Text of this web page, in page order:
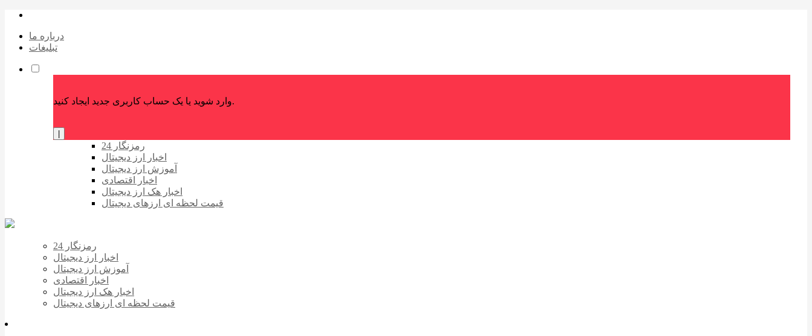
درباره ما
تبلیغات
وارد شوید یا یک حساب کاربری جدید ایجاد کنید.
رمزنگار 24
اخبار ارز دیجیتال
آموزش ارز دیجیتال
اخبار اقتصادی
اخبار هک ارز دیجیتال
قیمت لحظه ای ارزهای دیجیتال
رمزنگار 24
اخبار ارز دیجیتال
آموزش ارز دیجیتال
اخبار اقتصادی
اخبار هک ارز دیجیتال
قیمت لحظه ای ارزهای دیجیتال